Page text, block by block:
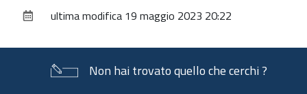
documentoultima modifica 19 maggio 2023 20:22
Non hai trovato quello che cerchi ?